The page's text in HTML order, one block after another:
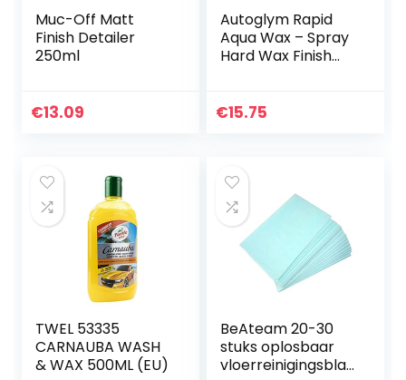
Muc-Off Matt
Finish Detailer
250ml
€13.09
Autoglym Rapid
Aqua Wax – Spray
Hard Wax Finish
n – 500 ml
€15.75
TWEL 53335
CARNAUBA WASH
& WAX 500ML (EU)
BeAteam 20-30
stuks oplosbaar
vloerreinigingsblad